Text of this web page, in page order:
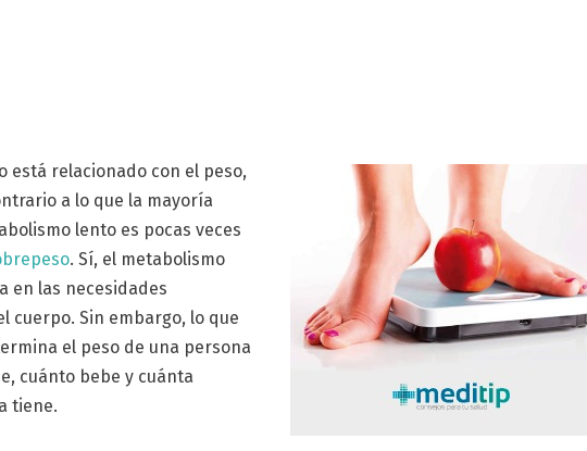
está relacionado con el peso,
a lo que la mayoría
lento es pocas veces
. Sí, el metabolismo
en las necesidades
cuerpo. Sin embargo, lo que
el peso de una persona
cuánto bebe y cuánta
tiene.